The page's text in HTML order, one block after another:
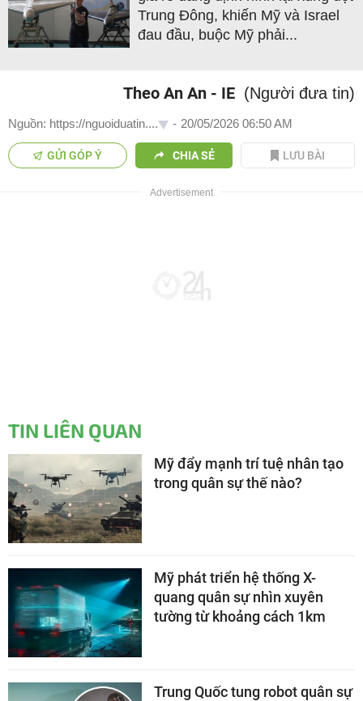
Trung Đông, khiến Mỹ và Israel
đau đầu, buộc Mỹ phải...
Theo An An - IE (Người đưa tin)
Nguồn: https://nguoiduatin.... - 20/05/2026 06:50 AM
GỬI GÓP Ý CHIA SẺ LƯU BÀI
TIN LIÊN QUAN
Mỹ đẩy mạnh trí tuệ nhân tạo
trong quân sự thế nào?
Mỹ phát triển hệ thống X-
quang quân sự nhìn xuyên
tường từ khoảng cách 1km
Trung Quốc tung robot quân sự